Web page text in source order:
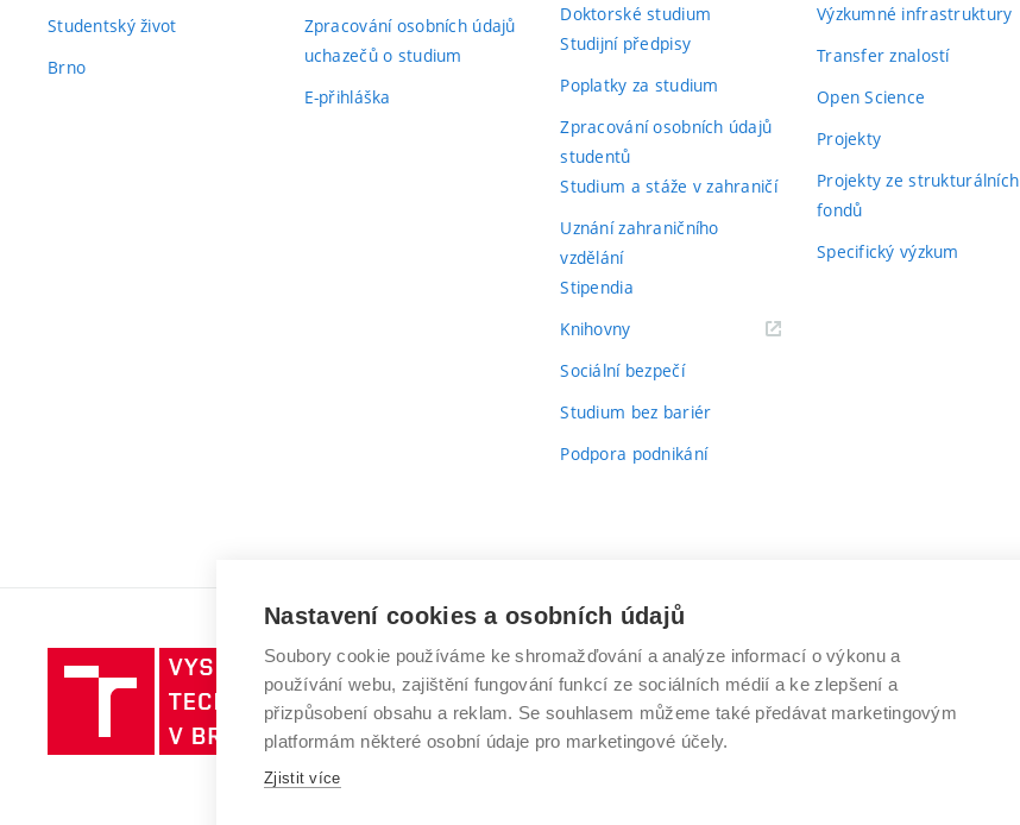
Studentský život
Brno
Zpracování osobních údajů
uchazečů o studium
E-přihláška
Doktorské studium
Studijní předpisy
Poplatky za studium
Zpracování osobních údajů
studentů
Studium a stáže v zahraničí
Uznání zahraničního
vzdělání
Stipendia
Knihovny(externí
Sociální bezpečí
Studium bez bariér
Podpora podnikání
Výzkumné infrastruktury
Transfer znalostí
Open Science
Projekty
Projekty ze strukturálních
fondů
Specifický výzkum
Vysoké
učení
technické
v
VYSOKÉ UČENÍ TECHNICKÉ V BRNĚ
Antonínská 548/1
602 00 Brno
www.vut.cz
Nastavení cookies a osobních údajů
Soubory cookie používáme ke shromažďování a analýze informací o výkonu a
používání webu, zajištění fungování funkcí ze sociálních médií a ke zlepšení a
přizpůsobení obsahu a reklam. Se souhlasem můžeme také předávat marketingovým
platformám některé osobní údaje pro marketingové účely.
Zjistit více